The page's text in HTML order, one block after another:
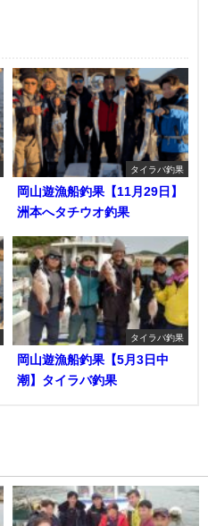
タイラバ釣果
岡山遊漁船釣果【11月29日】
洲本へタチウオ釣果
タイラバ釣果
岡山遊漁船釣果【5月3日中
潮】タイラバ釣果